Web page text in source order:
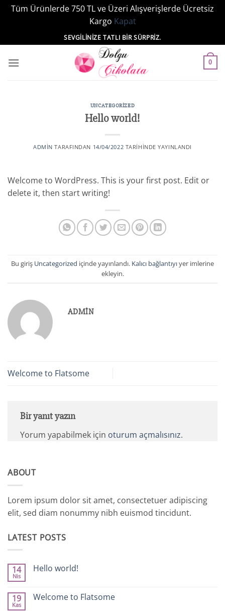
Tüm Ürünlerde 750 TL ve Üzeri Alışverişlerde Ücretsiz
Kargo Kapat
atla
SEVGILINIZE TATLI BIR SÜRPRIZ.
0
UNCATEGORIZED
Hello world!
ADMIN TARAFINDAN 14/04/2022 TARIHINDE YAYINLANDI
Welcome to WordPress. This is your first post. Edit or
delete it, then start writing!
Bu giriş Uncategorized içinde yayınlandı. Kalıcı bağlantıyıyer imlerine
ekleyin.
ADMIN
Welcome to Flatsome
Bir yanıt yazın
Yorum yapabilmek için oturum açmalısınız.
ABOUT
Lorem ipsum dolor sit amet, consectetuer adipiscing
elit, sed diam nonummy nibh euismod tincidunt.
LATEST POSTS
14
Nis
Hello world!
world!
19
Kas
Welcome to Flatsome